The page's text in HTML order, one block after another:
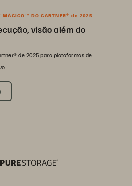
DO GARTNER® de 2025
visão além do
de 2025 para plataformas de